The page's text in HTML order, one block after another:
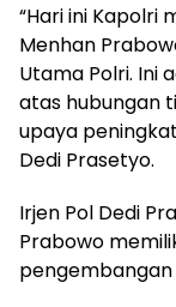
“Hari ini
Menhan
Utama Polri. Ini
atas hubungan
upaya
Dedi Prasetyo.
Irjen Pol Dedi
Prabowo
pengembangan